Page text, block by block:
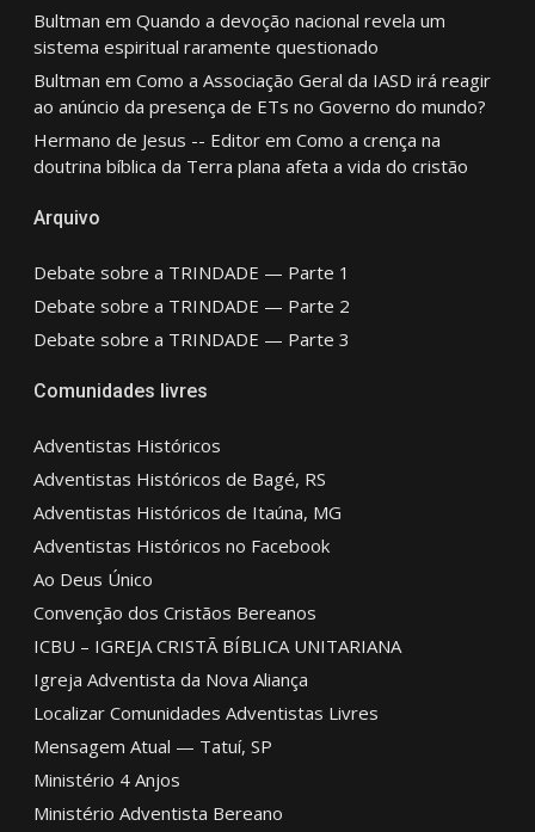
Bultman em Quando a devoção nacional revela um
sistema espiritual raramente questionado
Bultman em Como a Associação Geral da IASD irá reagir
ao anúncio da presença de ETs no Governo do mundo?
Hermano de Jesus -- Editorem Como a crença na
doutrina bíblica da Terra plana afeta a vida do cristão
Arquivo
Debate sobre a TRINDADE — Parte 1
Debate sobre a TRINDADE — Parte 2
Debate sobre a TRINDADE — Parte 3
Comunidades livres
Adventistas Históricos
Adventistas Históricos de Bagé, RS
Adventistas Históricos de Itaúna, MG
Adventistas Históricos no Facebook
Ao Deus Único
Convenção dos Cristãos Bereanos
ICBU – IGREJA CRISTÃ BÍBLICA UNITARIANA
Igreja Adventista da Nova Aliança
Localizar Comunidades Adventistas Livres
Mensagem Atual — Tatuí, SP
Ministério 4 Anjos
Ministério Adventista Bereano